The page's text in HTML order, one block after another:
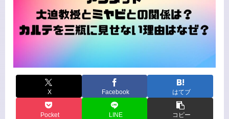
X Facebook はてブ
Pocket LINE コピー